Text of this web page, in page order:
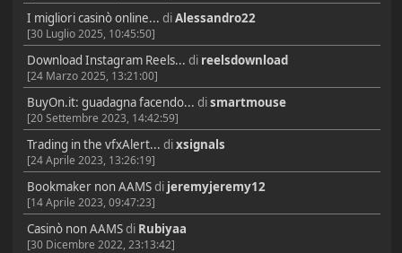
I migliori casinò online... diAlessandro22
[30 Luglio 2025, 10:45:50]
Download Instagram Reels... di reelsdownload
[24 Marzo 2025, 13:21:00]
BuyOn.it: guadagna facendo... dismartmouse
[20 Settembre 2023, 14:42:59]
Trading in the vfxAlert... dixsignals
[24 Aprile 2023, 13:26:19]
Bookmaker non AAMSdi jeremyjeremy12
[14 Aprile 2023, 09:47:23]
Casinò non AAMSdi Rubiyaa
[30 Dicembre 2022, 23:13:42]